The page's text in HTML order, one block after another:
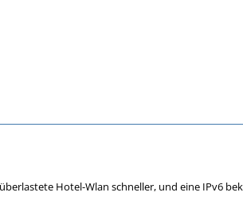
Hotel-Wlan schneller, und eine IPv6